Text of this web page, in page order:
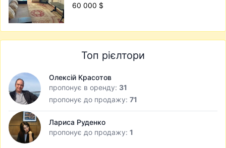
60 000 $
Топ рієлтори
Олексій Красотов
пропонує в оренду: 31
пропонує до продажу: 71
Лариса Руденко
пропонує до продажу: 1